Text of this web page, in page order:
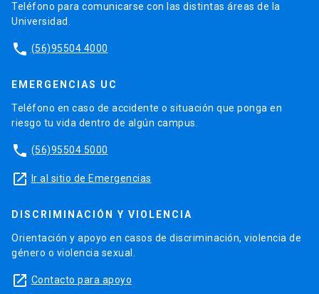
Teléfono para comunicarse con las distintas áreas de la
Universidad.
phone (56)95504 4000
EMERGENCIAS UC
Teléfono en caso de accidente o situación que ponga en
riesgo tu vida dentro de algún campus.
phone (56)95504 5000
launch Ir al sitio de Emergencias
DISCRIMINACIÓN Y VIOLENCIA
Orientación y apoyo en casos de discriminación, violencia de
género o violencia sexual.
launch Contacto para apoyo